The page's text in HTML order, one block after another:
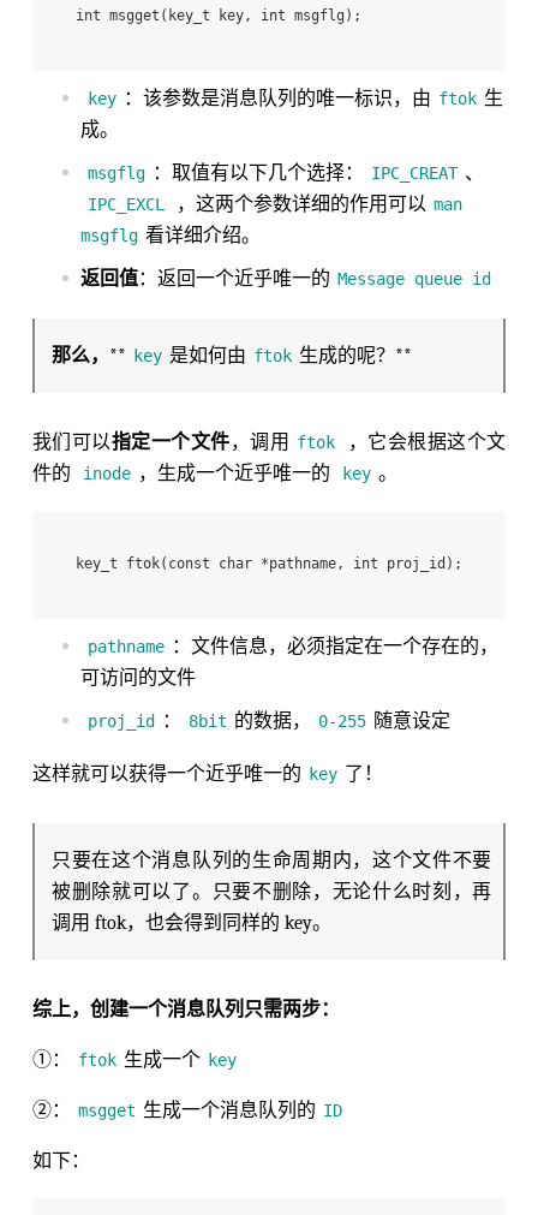
key ：该参数是消息队列的唯一标识，由 ftok 生
成。
msgflg ：取值有以下几个选择： IPC_CREAT 、
IPC_EXCL ，这两个参数详细的作用可以 man
msgflg 看详细介绍。
返回值：返回一个近乎唯一的 Message queue id
那么， ** key 是如何由 ftok 生成的呢？**
我们可以指定一个文件，调用 ftok
，它会根据这个文
件的
inode ，生成一个近乎唯一的 key 。
pathname ：文件信息，必须指定在一个存在的，
可访问的文件
proj_id ： 8bit 的数据， 0-255 随意设定
这样就可以获得一个近乎唯一的 key 了！
只要在这个消息队列的生命周期内，这个文件不要
被删除就可以了。只要不删除，无论什么时刻，再
调用 ftok，也会得到同样的 key。
综上，创建一个消息队列只需两步：
①： ftok 生成一个 key
②： msgget 生成一个消息队列的 ID
如下：